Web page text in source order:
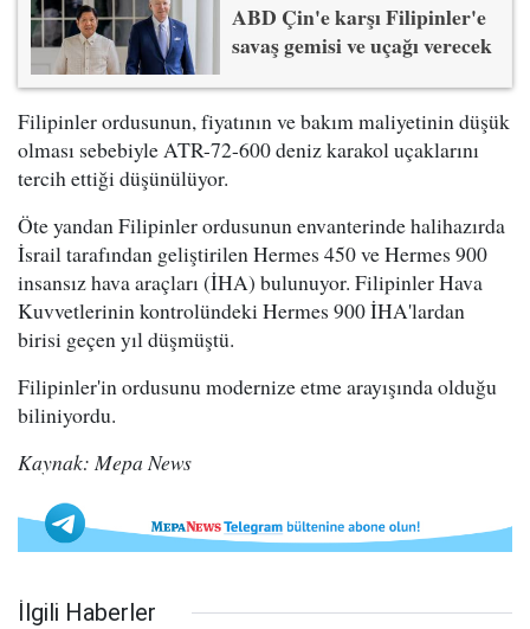
ABD Çin'e karşı Filipinler'e
savaş gemisi ve uçağı verecek
Filipinler ordusunun, fiyatının ve bakım maliyetinin düşük
olması sebebiyle ATR-72-600 deniz karakol uçaklarını
tercih ettiği düşünülüyor.
Öte yandan Filipinler ordusunun envanterinde halihazırda
İsrail tarafından geliştirilen Hermes 450 ve Hermes 900
insansız hava araçları (İHA) bulunuyor. Filipinler Hava
Kuvvetlerinin kontrolündeki Hermes 900 İHA'lardan
birisi geçen yıl düşmüştü.
Filipinler'in ordusunu modernize etme arayışında olduğu
biliniyordu.
Kaynak: Mepa News
İlgili Haberler